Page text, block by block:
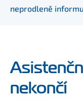
neprodleně
nekončí